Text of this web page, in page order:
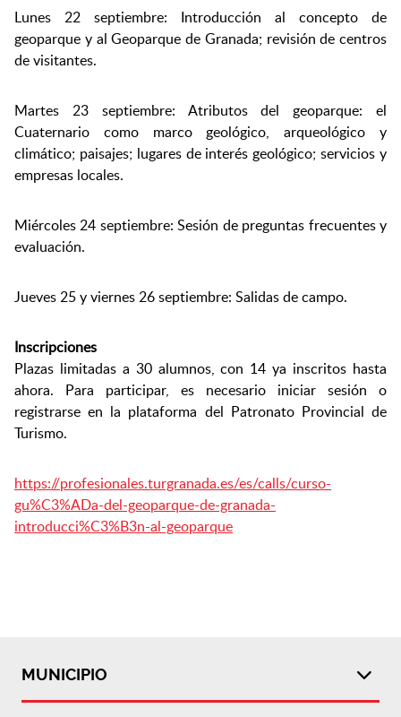
Lunes 22 septiembre: Introducción al concepto de
geoparque y al Geoparque de Granada; revisión de centros
de visitantes.
Martes 23 septiembre: Atributos del geoparque: el
Cuaternario como marco geológico, arqueológico y
climático; paisajes; lugares de interés geológico; servicios y
empresas locales.
Miércoles 24 septiembre: Sesión de preguntas frecuentes y
evaluación.
Jueves 25 y viernes 26 septiembre: Salidas de campo.
Inscripciones
Plazas limitadas a 30 alumnos, con 14 ya inscritos hasta
ahora. Para participar, es necesario iniciar sesión o
registrarse en la plataforma del Patronato Provincial de
Turismo.
https://profesionales.turgranada.es/es/calls/curso-
gu%C3%ADa-del-geoparque-de-granada-
introducci%C3%B3n-al-geoparque
MUNICIPIO